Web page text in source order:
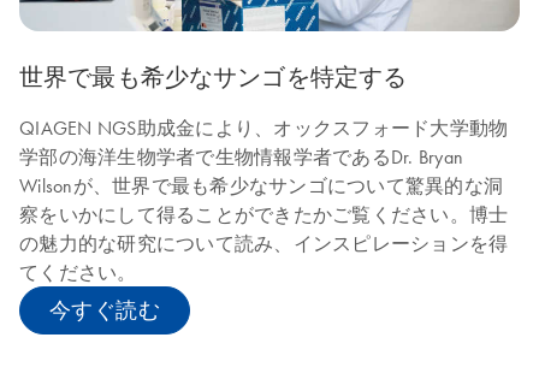
世界で最も希少なサンゴを特定する
QIAGEN NGS助成金により、オックスフォード大学動物
学部の海洋生物学者で生物情報学者であるDr. Bryan
Wilsonが、世界で最も希少なサンゴについて驚異的な洞
察をいかにして得ることができたかご覧ください。博士
の魅力的な研究について読み、インスピレーションを得
てください。
今すぐ読む